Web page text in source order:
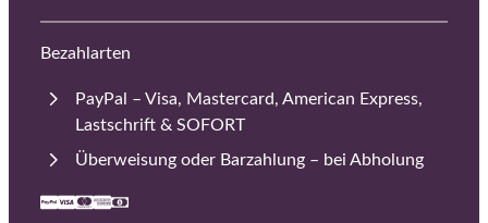
Bezahlarten
PayPal – Visa, Mastercard, American Express,
Lastschrift & SOFORT
Überweisung oder Barzahlung – bei Abholung